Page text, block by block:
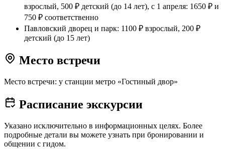
взрослый, 500 ₽ детский (до 14 лет), с 1 апреля: 1650 ₽ и
750 ₽ соответственно
Павловский дворец и парк: 1100 ₽ взрослый, 200 ₽
детский (до 15 лет)
Место встречи
Место встречи: у станции метро «Гостиный двор»
Расписание экскурсии
Указано исключительно в информационных целях. Более
подробные детали вы можете узнать при бронировании и
общении с гидом.